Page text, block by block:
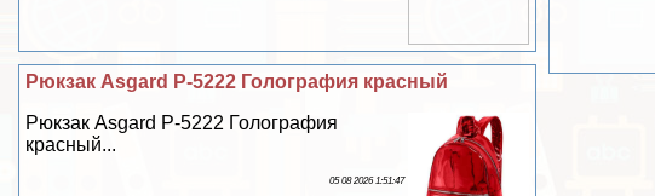
Рюкзак Asgard Р-5222 Голография красный
Рюкзак Asgard Р-5222 Голография
красный...
05 08 2026 1:51:47